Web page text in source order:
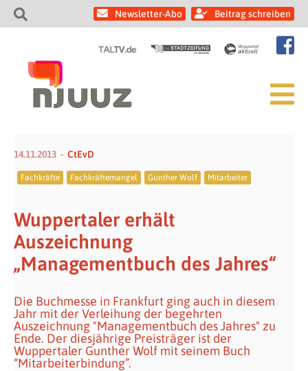
Newsletter-Abo Beitrag schreiben
14.11.2013 CtEvD
Fachkräfte Fachkräftemangel Gunther Wolf Mitarbeiter
Wuppertaler erhält
Auszeichnung
„Managementbuch des Jahres“
Die Buchmesse in Frankfurt ging auch in diesem
Jahr mit der Verleihung der begehrten
Auszeichnung "Managementbuch des Jahres" zu
Ende. Der diesjährige Preisträger ist der
Wuppertaler Gunther Wolf mit seinem Buch
“Mitarbeiterbindung”.